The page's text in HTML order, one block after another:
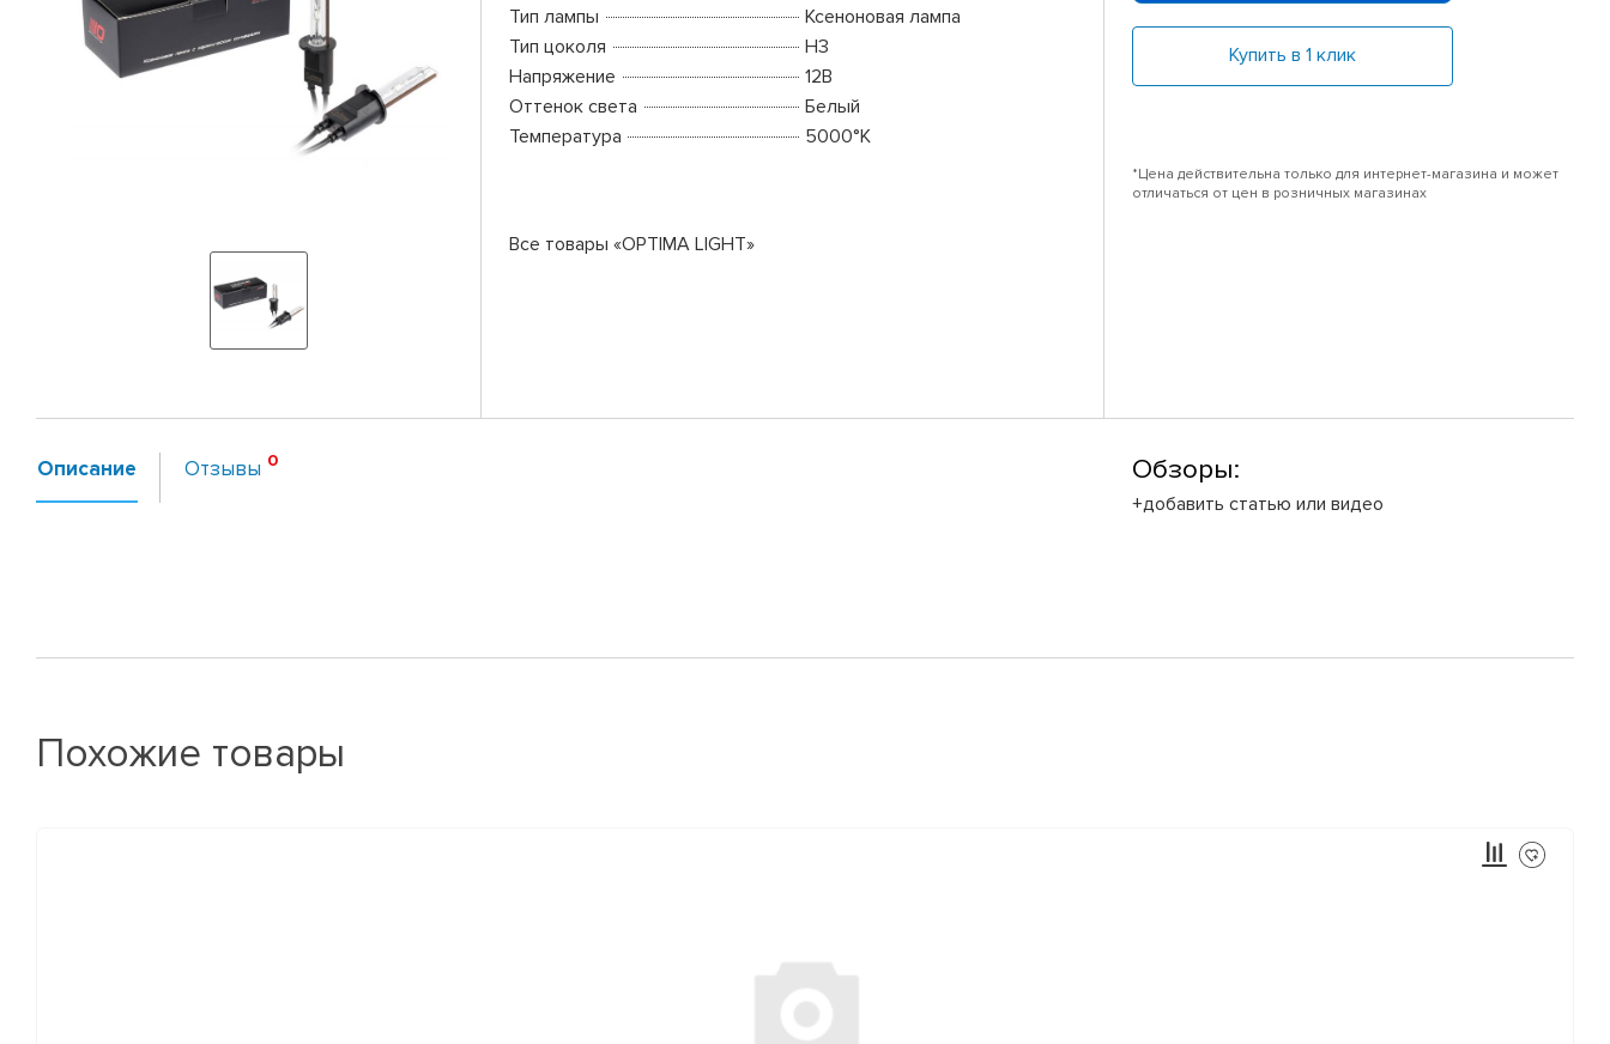
Тип лампы
Ксеноновая лампа
Тип цоколя
H3
Напряжение
12В
Оттенок света
Белый
Температура
5000°K
Все товары «OPTIMA LIGHT»
Купить в 1 клик
*Цена действительна только для интернет-магазина и может
отличаться от цен в розничных магазинах
Описание Отзывы Обзоры:
+добавить статью или видео
Похожие товары